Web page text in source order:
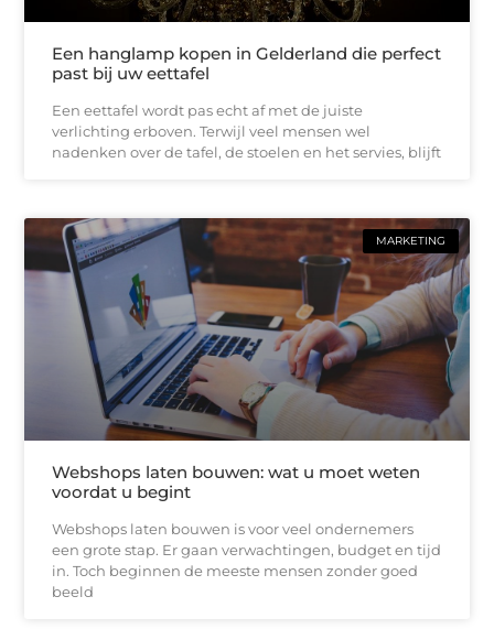
Een hanglamp kopen in Gelderland die perfect
past bij uw eettafel
Een eettafel wordt pas echt af met de juiste
verlichting erboven. Terwijl veel mensen wel
nadenken over de tafel, de stoelen en het servies, blijft
MARKETING
Webshops laten bouwen: wat u moet weten
voordat u begint
Webshops laten bouwen is voor veel ondernemers
een grote stap. Er gaan verwachtingen, budget en tijd
in. Toch beginnen de meeste mensen zonder goed
beeld